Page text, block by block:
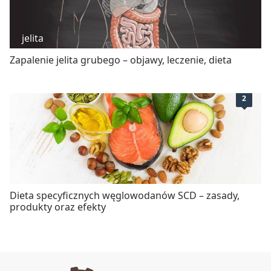
jelita
Zapalenie jelita grubego – objawy, leczenie, dieta
2
Dieta specyficznych węglowodanów SCD – zasady,
produkty oraz efekty